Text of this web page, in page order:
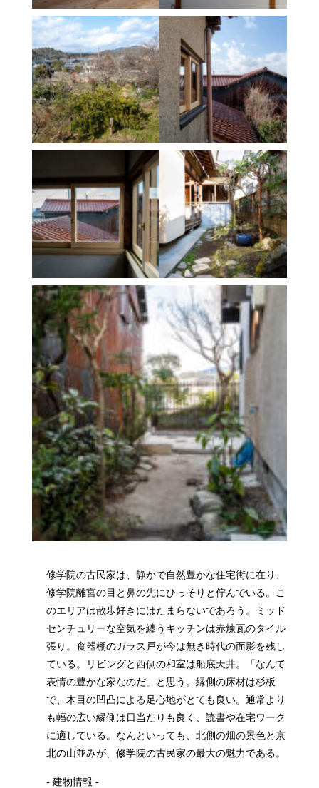
修学院の古民家は、静かで自然豊かな住宅街に在り、
修学院離宮の目と鼻の先にひっそりと佇んでいる。こ
のエリアは散歩好きにはたまらないであろう。ミッド
センチュリーな空気を纏うキッチンは赤煉瓦のタイル
張り。食器棚のガラス戸が今は無き時代の面影を残し
ている。リビングと西側の和室は船底天井。「なんて
表情の豊かな家なのだ」と思う。縁側の床材は杉板
で、木目の凹凸による足心地がとても良い。通常より
も幅の広い縁側は日当たりも良く、読書や在宅ワーク
に適している。なんといっても、北側の畑の景色と京
北の山並みが、修学院の古民家の最大の魅力である。
- 建物情報 -